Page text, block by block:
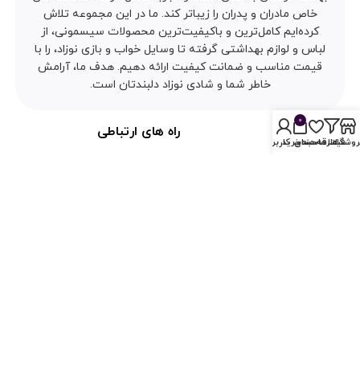
خاص مادران و پدران را زیباتر کند. ما در این مجموعه تلاش
کرده‌ایم کامل‌ترین و باکیفیت‌ترین محصولات سیسمونی، از
لباس و لوازم بهداشتی گرفته تا وسایل خواب و بازی نوزاد، را با
قیمت مناسب و ضمانت کیفیت ارائه دهیم. هدف ما، آرامش
خاطر شما و شادی نوزاد دلبندتان است.
نماد اعتماد راه های ارتباطی
فیلترها
علاقه مندی
0
سبد خرید
حساب کاربری من